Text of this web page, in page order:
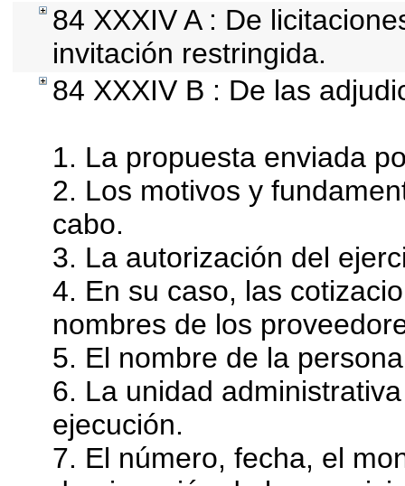
84 XXXIV A : De
invitación restringida.
84 XXXIV B : De las
1. La propuesta enviada
2. Los motivos y
cabo.
3. La autorización del
4. En su caso, las
nombres de los
5. El nombre de la
6. La unidad
ejecución.
7. El número, fecha, el